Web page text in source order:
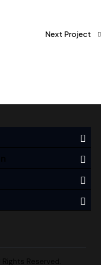
Next Project
Reserved.